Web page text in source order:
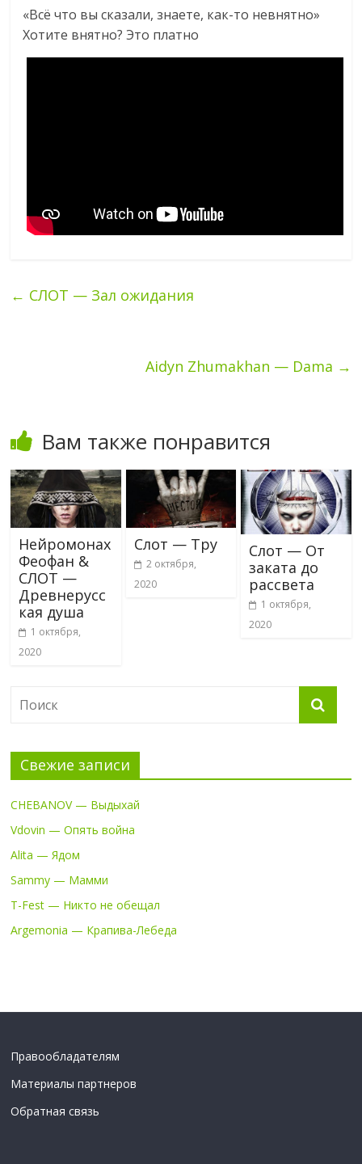
«Всё что вы сказали, знаете, как-то невнятно»
Хотите внятно? Это платно
← СЛОТ — Зал ожидания
Aidyn Zhumakhan — Dama →
Вам также понравится
Нейромонах
Феофан &
СЛОТ —
Древнерусс
кая душа
1 октября,
2020
Слот — Тру
2 октября,
2020
Слот — От
заката до
рассвета
1 октября,
2020
Свежие записи
CHEBANOV — Выдыхай
Vdovin — Опять война
Alita — Ядом
Sammy — Мамми
T-Fest — Никто не обещал
Argemonia — Крапива-Лебеда
Правообладателям
Материалы партнеров
Обратная связь